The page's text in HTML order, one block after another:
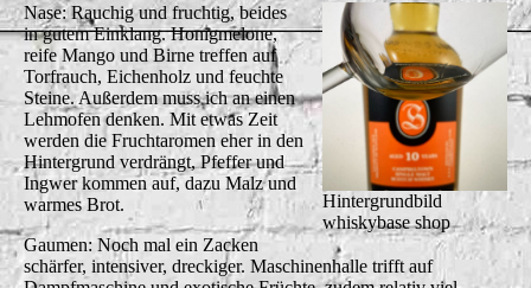
Hintergrundbild
whiskybase shop
Nase: Rauchig und fruchtig, beides
in gutem Einklang. Honigmelone,
reife Mango und Birne treffen auf
Torfrauch, Eichenholz und feuchte
Steine. Außerdem muss ich an einen
Lehmofen denken. Mit etwas Zeit
werden die Fruchtaromen eher in den
Hintergrund verdrängt, Pfeffer und
Ingwer kommen auf, dazu Malz und
warmes Brot.
Gaumen: Noch mal ein Zacken
schärfer, intensiver, dreckiger. Maschinenhalle trifft auf